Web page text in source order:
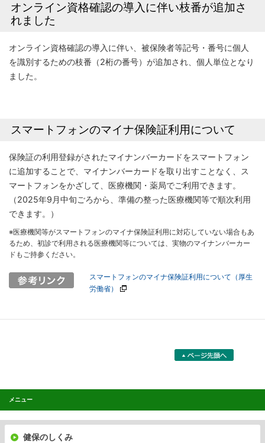
オンライン資格確認の導入に伴い枝番が追加さ
れました
オンライン資格確認の導入に伴い、被保険者等記号・番号に個人
を識別するための枝番（2桁の番号）が追加され、個人単位となり
ました。
スマートフォンのマイナ保険証利用について
保険証の利用登録がされたマイナンバーカードをスマートフォン
に追加することで、マイナンバーカードを取り出すことなく、ス
マートフォンをかざして、医療機関・薬局でご利用できます。
（2025年9月中旬ごろから、準備の整った医療機関等で順次利用
できます。）
※医療機関等がスマートフォンのマイナ保険証利用に対応していない場合もあ
るため、初診で利用される医療機関等については、実物のマイナンバーカー
ドもご持参ください。
スマートフォンのマイナ保険証利用について（厚生
労働省）
メニュー
健保のしくみ